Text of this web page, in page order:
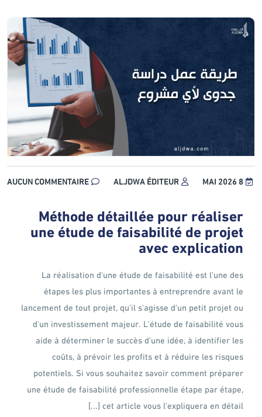
8 MAI 2026
ALJDWA ÉDITEUR
AUCUN COMMENTAIRE
Méthode détaillée pour réaliser
une étude de faisabilité de projet
avec explication
La réalisation d'une étude de faisabilité est l'une des
étapes les plus importantes à entreprendre avant le
lancement de tout projet, qu'il s'agisse d'un petit projet ou
d'un investissement majeur. L'étude de faisabilité vous
aide à déterminer le succès d'une idée, à identifier les
coûts, à prévoir les profits et à réduire les risques
potentiels. Si vous souhaitez savoir comment préparer
une étude de faisabilité professionnelle étape par étape,
cet article vous l'expliquera en détail [...]